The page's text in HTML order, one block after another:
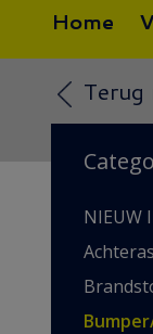
Home
Terug
NIEUW
Achteras